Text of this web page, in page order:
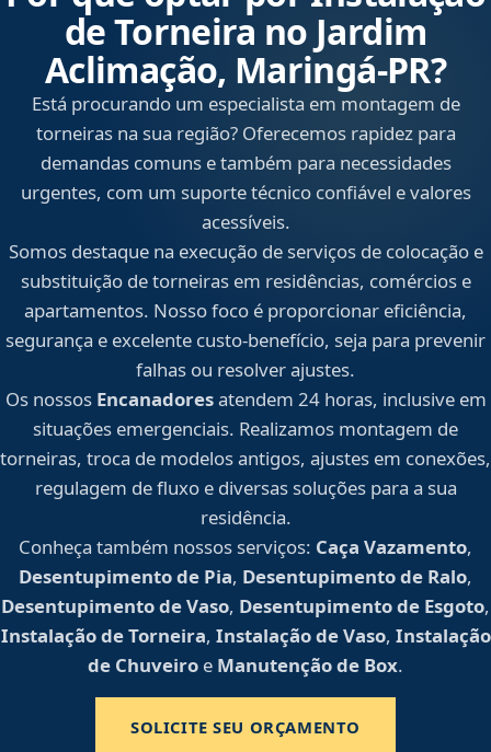
de Torneira no Jardim
Aclimação, Maringá‑PR?
Está procurando um especialista em montagem de
torneiras na sua região? Oferecemos rapidez para
demandas comuns e também para necessidades
urgentes, com um suporte técnico confiável e valores
acessíveis.
Somos destaque na execução de serviços de colocação e
substituição de torneiras em residências, comércios e
apartamentos. Nosso foco é proporcionar eficiência,
segurança e excelente custo-benefício, seja para prevenir
falhas ou resolver ajustes.
Os nossos Encanadoresatendem 24 horas, inclusive em
situações emergenciais. Realizamos montagem de
torneiras, troca de modelos antigos, ajustes em conexões,
regulagem de fluxo e diversas soluções para a sua
residência.
Conheça também nossos serviços: Caça Vazamento,
Desentupimento de Pia, Desentupimento de Ralo,
Desentupimento de Vaso, Desentupimento de Esgoto,
Instalação de Torneira, Instalação de Vaso, Instalação
de Chuveiro e Manutenção de Box.
SOLICITE SEU ORÇAMENTO